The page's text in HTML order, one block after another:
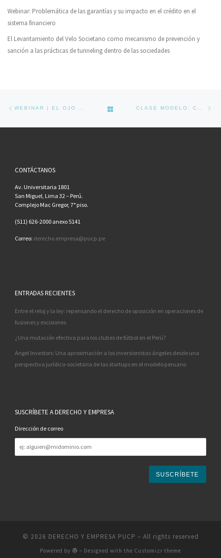
Webinar: Problemática de las garantías y su impacto en el crédito en el
sistema financiero
El Levantamiento del Velo Societario como mecanismo de prevención y
sanción a las prácticas de tunneling dentro de las sociedades
WEBINAR | EL OJO Y EL LÁTIGO: CONTROL DE LA CORRUPCIÓN EN LAS AMÉRICAS BACK TO POST LIST CLASE MODELO: COMPLIANCE: EMPRESA Y PREVENCIÓN DE RIESGOS GRAVES
CONTÁCTANOS
Av. Universitaria 1801
San Miguel, Lima 32 – Perú.
Complejo Mac Gregor, 7° piso.
(511) 626-2000 anexo 5141
Correo: derecho.empresa@pucp.pe
ENTRADAS RECIENTES
Entre el reloj y la ley: repensando el derecho de oposición en operaciones de
fusiones y escisiones
¿Una mutación efectiva para los clubes de fútbol en el Perú?
Angel Investors: Una aproximación a los inversionistas ángeles desde una
perspectiva jurídico-societaria de las startups en el modelo peruano
SUSCRÍBETE A DERECHO Y EMPRESA
Dirección de correo
de
correo
© 2026 DERECHO Y EMPRESA PUCP – All rights reserved
Powered by – Designed with the Customizr theme